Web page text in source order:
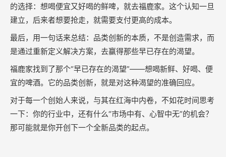
的选择：想喝便宜又好喝的鲜啤，就去福鹿家。这个认知一旦
建立，后来者想要抢走，就需要支付更高的成本。
最后，用一句话来总结：品类创新的本质，不是创造需求，而
是通过重新定义解决方案，去赢得那些早已存在的渴望。
福鹿家找到了那个“早已存在的渴望”——想喝新鲜、好喝、便
宜的啤酒。它的品类创新，就是对这种渴望的准确回应。
对于每一个创始人来说，与其在红海中内卷，不如花时间思考
一下：你的行业中，还有什么“市场中有、心智中无”的机会？
那可能就是你开创下一个全新品类的起点。